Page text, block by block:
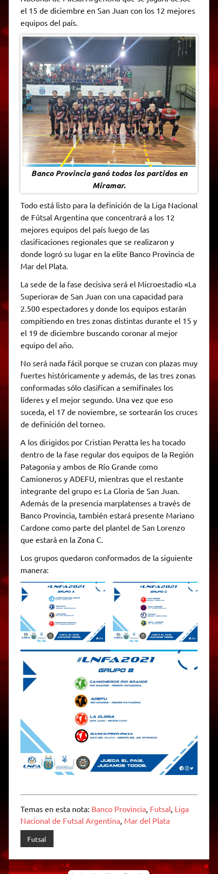
A
p
p
r
a
m
e
r
o
k
g
n
F
r
n
y
el 15 de diciembre en San Juan con los 12 mejores
equipos del país.
Banco Provincia ganó todos los partidos en
Miramar.
Todo está listo para la definición de la Liga Nacional
de Fútsal Argentina que concentrará a los 12
mejores equipos del país luego de las
clasificaciones regionales que se realizaron y
donde logró su lugar en la elite Banco Provincia de
Mar del Plata.
La sede de la fase decisiva será el Microestadio «La
Superiora» de San Juan con una capacidad para
2.500 espectadores y donde los equipos estarán
compitiendo en tres zonas distintas durante el 15 y
el 19 de diciembre buscando coronar al mejor
equipo del año.
No será nada fácil porque se cruzan con plazas muy
fuertes históricamente y además, de las tres zonas
conformadas sólo clasifican a semifinales los
líderes y el mejor segundo. Una vez que eso
suceda, el 17 de noviembre, se sortearán los cruces
de definición del torneo.
A los dirigidos por Cristian Peratta les ha tocado
dentro de la fase regular dos equipos de la Región
Patagonia y ambos de Río Grande como
Camioneros y ADEFU, mientras que el restante
integrante del grupo es La Gloria de San Juan.
Además de la presencia marplatenses a través de
Banco Provincia, también estará presente Mariano
Cardone como parte del plantel de San Lorenzo
que estará en la Zona C.
Los grupos quedaron conformados de la siguiente
manera:
Temas en esta nota: Banco Provincia, Futsal Liga
Nacional de Futsal Argentina, Mar del Plata
Futsal